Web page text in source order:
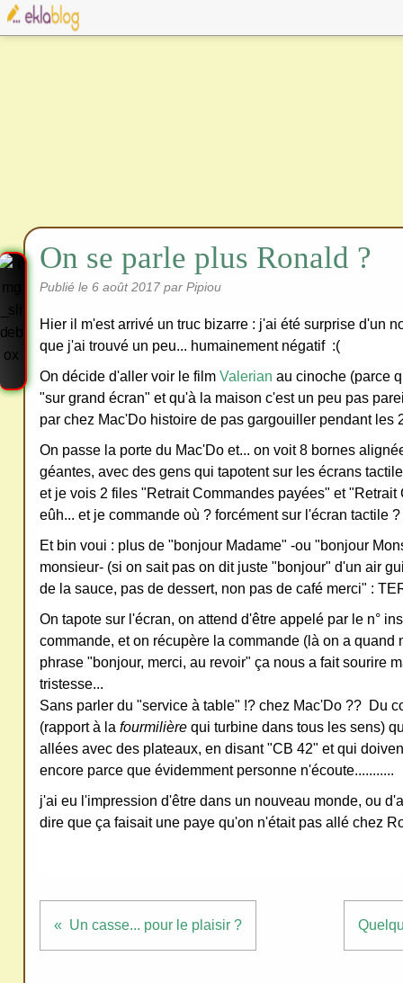
On se parle plus Ronald ?
Publié le 6 août 2017 par Pipiou
Hier il m'est arrivé un truc bizarre : j'ai été surprise d'un
que j'ai trouvé un peu... humainement négatif :(
On décide d'aller voir le film Valerian au cinoche (parce
"sur grand écran" et qu'à la maison c'est un peu pas
par chez Mac'Do histoire de pas gargouiller pendant les
On passe la porte du Mac'Do et... on voit 8 bornes
géantes, avec des gens qui tapotent sur les écrans
et je vois 2 files "Retrait Commandes payées" et "Retrait
eûh... et je commande où ? forcément sur l'écran tactile ?
Et bin voui : plus de "bonjour Madame" -ou "bonjour
monsieur- (si on sait pas on dit juste "bonjour" d'un air
de la sauce, pas de dessert, non pas de café merci" :
On tapote sur l'écran, on attend d'être appelé par le n°
commande, et on récupère la commande (là on a quand
phrase "bonjour, merci, au revoir" ça nous a fait sourire
tristesse...
Sans parler du "service à table" !? chez Mac'Do ?? Du
(rapport à la fourmilière qui turbine dans tous les sens)
allées avec des plateaux, en disant "CB 42" et qui
encore parce que évidemment personne n'écoute...........
j'ai eu l'impression d'être dans un nouveau monde, ou
dire que ça faisait une paye qu'on n'était pas allé chez
Un casse... pour le plaisir ?